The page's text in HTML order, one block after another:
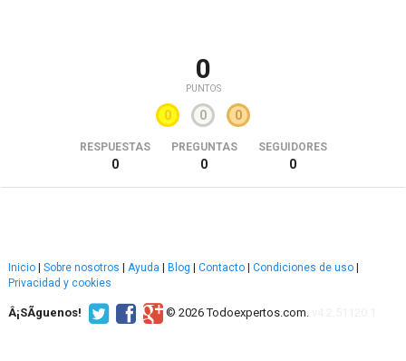
0
PUNTOS
0 0 0
RESPUESTAS
0
PREGUNTAS
0
SEGUIDORES
0
Inicio Sobre nosotros Ayuda Blog Contacto Condiciones de uso
Privacidad y cookies
Â¡SÃ­guenos! © 2026 Todoexpertos.com.